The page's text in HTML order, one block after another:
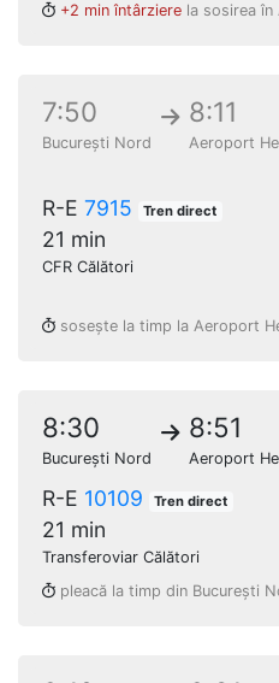
+2 min întârziere la sosirea în
7:50
București Nord
8:11
Aeroport
R-E 7915 Tren direct
21 min
CFR Călători
sosește la timp la Aeroport
8:30
București Nord
8:51
Aeroport
R-E 10109 Tren direct
21 min
Transferoviar Călători
pleacă la timp din București